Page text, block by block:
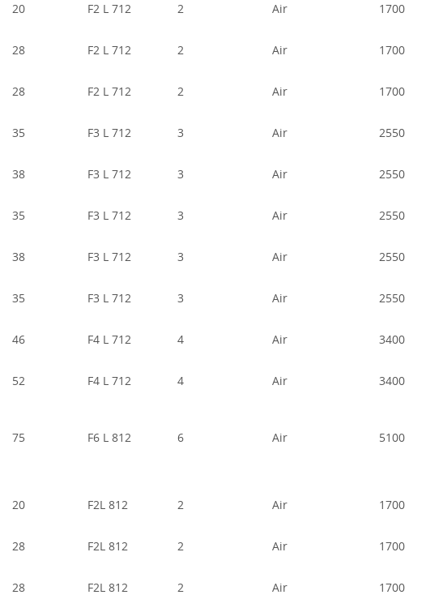
20 F2 L 712 2 Air 1700
28 F2 L 712 2 Air 1700
28 F2 L 712 2 Air 1700
35 F3 L 712 3 Air 2550
38 F3 L 712 3 Air 2550
35 F3 L 712 3 Air 2550
38 F3 L 712 3 Air 2550
35 F3 L 712 3 Air 2550
46 F4 L 712 4 Air 3400
52 F4 L 712 4 Air 3400
75 F6 L 812 6 Air 5100
20 F2L 812 2 Air 1700
28 F2L 812 2 Air 1700
28 F2L 812 2 Air 1700